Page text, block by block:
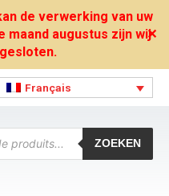
de verwerking van uw
maand augustus zijn wij✕
Français
ZOEKEN